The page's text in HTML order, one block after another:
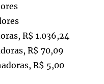
R$ 1.036,24
R$ 70,09
R$ 5,00